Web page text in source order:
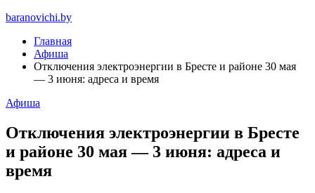
baranovichi.by
Главная
Афиша
Отключения электроэнергии в Бресте и районе 30 мая
— 3 июня: адреса и время
Афиша
Отключения электроэнергии в Бресте
и районе 30 мая — 3 июня: адреса и
время